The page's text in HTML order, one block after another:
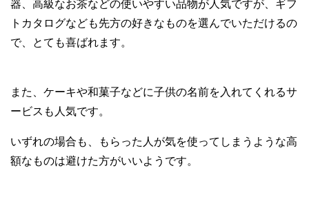
器、高級なお茶などの使いやすい品物が人気ですが、ギフ
トカタログなども先方の好きなものを選んでいただけるの
で、とても喜ばれます。
また、ケーキや和菓子などに子供の名前を入れてくれるサ
ービスも人気です。
いずれの場合も、もらった人が気を使ってしまうような高
額なものは避けた方がいいようです。